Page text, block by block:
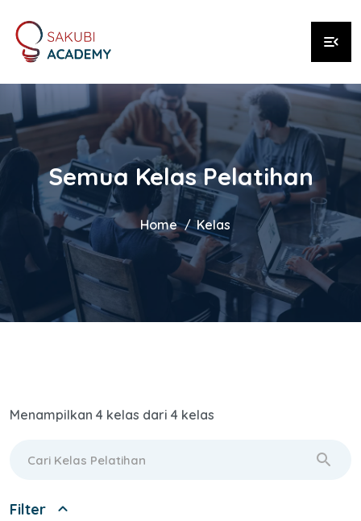
menu_open
Semua Kelas Pelatihan
Home Kelas
Menampilkan 4 kelas dari 4 kelas
search
Filter expand_less